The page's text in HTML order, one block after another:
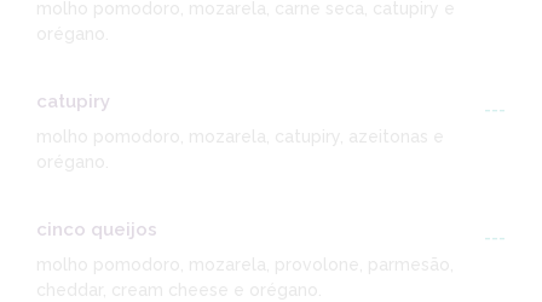
molho pomodoro, mozarela, carne seca, catupiry e
catupiry
---
molho pomodoro, mozarela, catupiry, azeitonas e
cinco queijos
---
cheddar, cream cheese e orégano.